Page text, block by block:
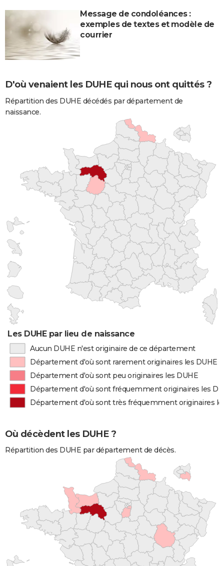
Message de condoléances :
exemples de textes et modèle de
courrier
D'où venaient les DUHE qui nous ont quittés ?
Répartition des DUHE décédés par département de
naissance.
Les DUHE par lieu de naissance
Aucun DUHE n'est originaire de ce département
Département d'où sont rarement originaires les DUHE
Département d'où sont peu originaires les DUHE
Département d'où sont fréquemment originaires les
Département d'où sont très fréquemment originaires
Où décèdent les DUHE ?
Répartition des DUHE par département de décès.